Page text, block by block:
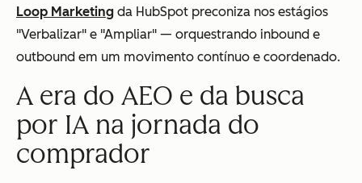
Loop Marketing da HubSpot preconiza nos estágios
"Verbalizar" e "Ampliar" — orquestrando inbound e
outbound em um movimento contínuo e coordenado.
A era do AEO e da busca
por IA na jornada do
comprador